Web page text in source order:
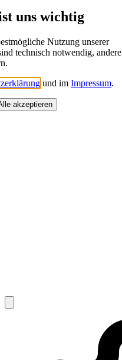
uns wichtig
Nutzung unserer
technisch notwendig, andere
und im Impressum.
akzeptieren